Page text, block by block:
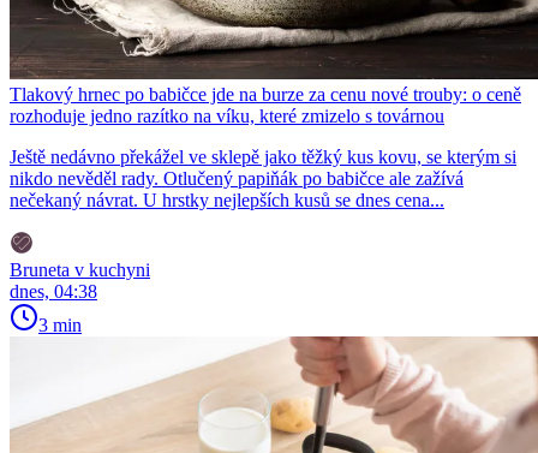
Tlakový hrnec po babičce jde na burze za cenu nové trouby: o ceně
rozhoduje jedno razítko na víku, které zmizelo s továrnou
Ještě nedávno překážel ve sklepě jako těžký kus kovu, se kterým si
nikdo nevěděl rady. Otlučený papiňák po babičce ale zažívá
nečekaný návrat. U hrstky nejlepších kusů se dnes cena...
Bruneta v kuchyni
dnes, 04:38
3 min